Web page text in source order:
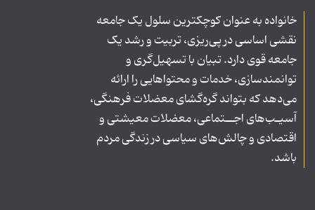
خانواده به عنوان کوچکترین سلول یک جامعه
نقشی اساسی در پی‌ریزی، تربیت و رشد یک
جامعه قوی دارد. تبیان با تسهیل‌گری و
توانمندسازی، خدمات و محتواهایی را ارائه
می‌دهد که بتواند گره‌گشای معضلات فرهنگی،
آسیـب‌های اجــتماعی، معضلات معیشتی و
اقتصادی و چالش‌های سیاسی در زندگی مردم
باشد.